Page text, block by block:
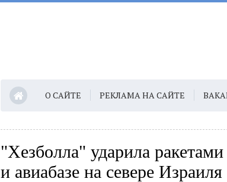
О САЙТЕ РЕКЛАМА НА САЙТЕ
"Хезболла" ударила
и авиабазе на севере Израиля